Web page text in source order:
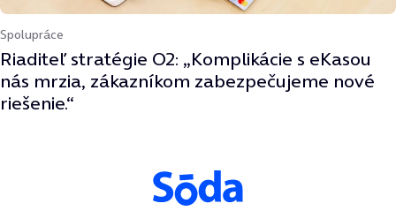
Spolupráce
Riaditeľ stratégie O2: „Komplikácie s eKasou
nás mrzia, zákazníkom zabezpečujeme nové
riešenie.“